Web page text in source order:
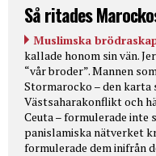
Så ritades
Muslimska
kallade honom sin vän.
“vår broder”. Mannen
Stormarocko – den
Västsaharakonflikt och
Ceuta – formulerade inte
panislamiska nätverket
formulerade dem inifrån